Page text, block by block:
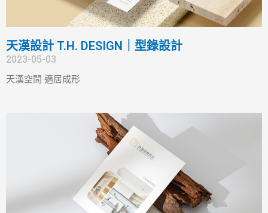
天漢設計 T.H. DESIGN｜型錄設計
2023-05-03
天漢空間 適居成形